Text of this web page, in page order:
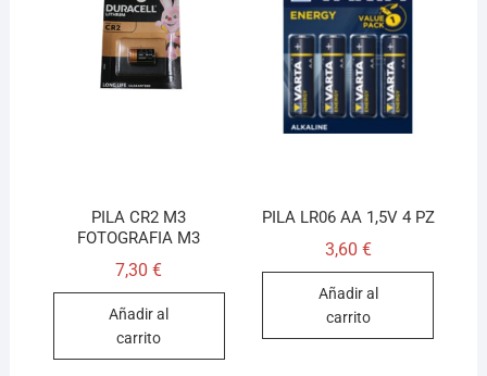
PILA CR2 M3
FOTOGRAFIA M3
7,30€
Añadir al
carrito
PILA LR06 AA 1,5V 4 PZ
3,60 €
Añadir al
carrito